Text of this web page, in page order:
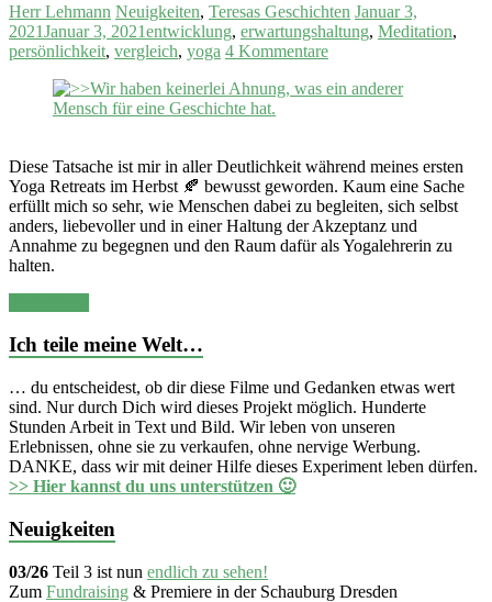
Herr Lehmann Neuigkeiten, Teresas Geschichten Januar 3,
2021Januar 3, 2021entwicklung, erwartungshaltung, Meditation,
persönlichkeit, vergleich, yoga 4 Kommentare
Diese Tatsache ist mir in aller Deutlichkeit während meines ersten
Yoga Retreats im Herbst 🍂 bewusst geworden. Kaum eine Sache
erfüllt mich so sehr, wie Menschen dabei zu begleiten, sich selbst
anders, liebevoller und in einer Haltung der Akzeptanz und
Annahme zu begegnen und den Raum dafür als Yogalehrerin zu
halten.
Ich teile meine Welt…
… du entscheidest, ob dir diese Filme und Gedanken etwas wert
sind. Nur durch Dich wird dieses Projekt möglich. Hunderte
Stunden Arbeit in Text und Bild. Wir leben von unseren
Erlebnissen, ohne sie zu verkaufen, ohne nervige Werbung.
DANKE, dass wir mit deiner Hilfe dieses Experiment leben dürfen.
>> Hier kannst du uns unterstützen 🙂
Neuigkeiten
03/26 Teil 3 ist nun endlich zu sehen!
Zum Fundraising & Premiere in der Schauburg Dresden